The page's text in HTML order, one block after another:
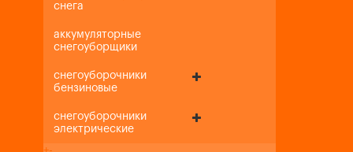
снега
аккумуляторные
снегоуборщики
снегоуборочники
бензиновые
снегоуборочники
электрические